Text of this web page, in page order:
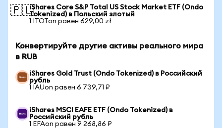
🇵🇱iShares Core S&P Total US Stock Market ETF (Ondo
Tokenized) в Польский злотый
1 ITOTon равен 629,00 zł
Конвертируйте другие активы реального мира
в RUB
iShares Gold Trust (Ondo Tokenized) в Российский
рубль
1 IAUon равен 6 739,71 ₽
iShares MSCI EAFE ETF (Ondo Tokenized) в
Российский рубль
1 EFAon равен 9 268,86 ₽